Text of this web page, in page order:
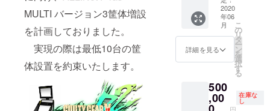
MULTI バージョン3筐体増設
を計画しておりました。
実現の際は最低10台の筐
体設置を約束いたします。
な
一緒に
遊ぼう
うイベ
ントで
田馬
場店・
池袋
店・白
各店に
掲示さ
ま
経緯な
ど、盛
沢山の
内容
で、皆
ます。
予定会
場：新
ン必見
の限定
トーク
Liveを
実施し
ます。
限定50
い者勝
ちで
す。 休
2020
年06
月
詳細を見る
こ
の
リ
タ
ー
ン
を
選
択
す
る
500
,00 在庫な
し